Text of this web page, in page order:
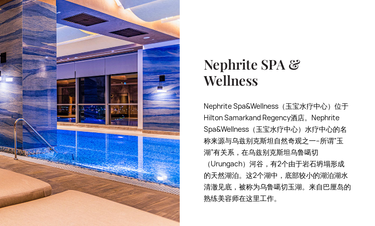
Nephrite SPA &
Wellness
Nephrite Spa&Wellness（玉宝水疗中心）位于
Hilton Samarkand Regency酒店。Nephrite
Spa&Wellness（玉宝水疗中心）水疗中心的名
称来源与乌兹别克斯坦自然奇观之一--所谓“玉
湖”有关系，在乌兹别克斯坦乌鲁噶切
（Urungach）河谷，有2个由于岩石坍塌形成
的天然湖泊。这2个湖中，底部较小的湖泊湖水
清澈见底，被称为乌鲁噶切玉湖。来自巴厘岛的
熟练美容师在这里工作。